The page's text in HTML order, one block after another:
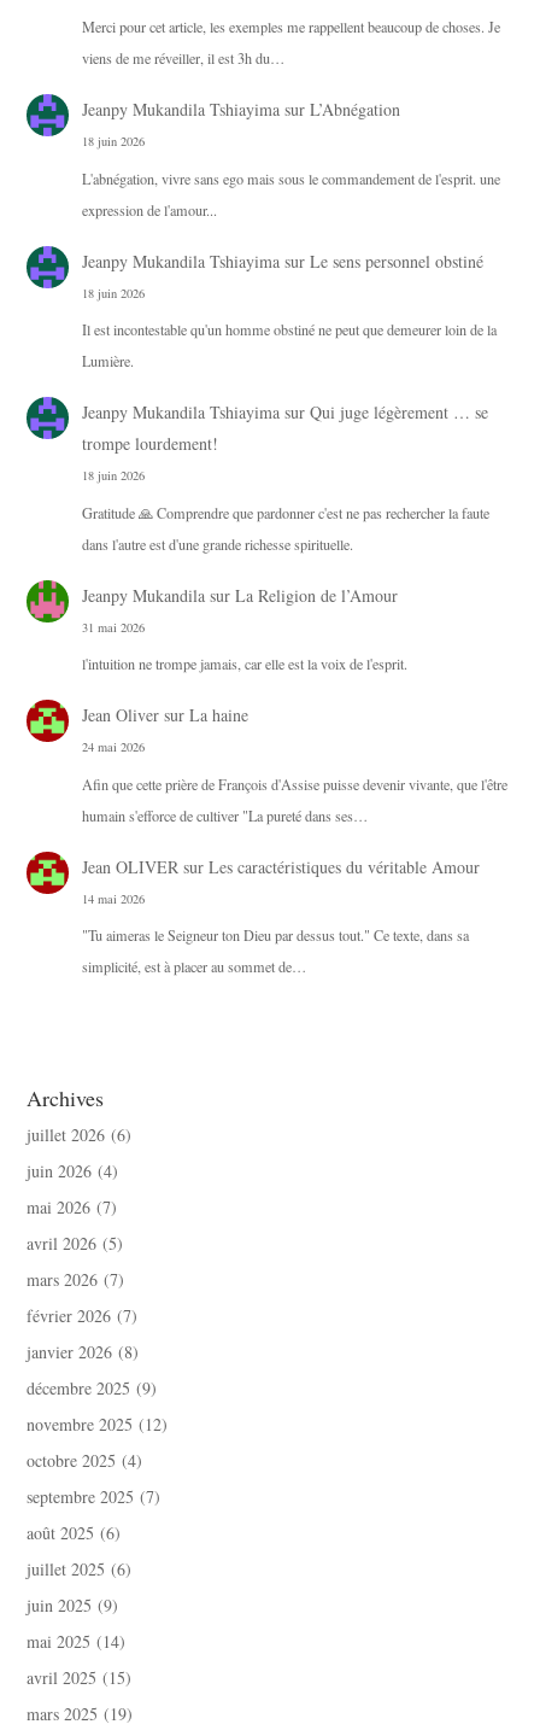
Merci pour cet article, les exemples me rappellent beaucoup de choses. Je
viens de me réveiller, il est 3h du…
Jeanpy Mukandila Tshiayimasur L’Abnégation
18 juin 2026
L'abnégation, vivre sans ego mais sous le commandement de l'esprit. une
expression de l'amour...
Jeanpy Mukandila Tshiayimasur Le sens personnel obstiné
18 juin 2026
Il est incontestable qu'un homme obstiné ne peut que demeurer loin de la
Lumière.
Jeanpy Mukandila Tshiayimasur Qui juge légèrement … se
trompe lourdement!
18 juin 2026
Gratitude 🙏 Comprendre que pardonner c'est ne pas rechercher la faute
dans l'autre est d'une grande richesse spirituelle.
Jeanpy Mukandilasur La Religion de l’Amour
31 mai 2026
l'intuition ne trompe jamais, car elle est la voix de l'esprit.
Jean Oliversur La haine
24 mai 2026
Afin que cette prière de François d'Assise puisse devenir vivante, que l'être
humain s'efforce de cultiver "La pureté dans ses…
Jean OLIVERsur Les caractéristiques du véritable Amour
14 mai 2026
"Tu aimeras le Seigneur ton Dieu par dessus tout." Ce texte, dans sa
simplicité, est à placer au sommet de…
Archives
juillet 2026 (6)
juin 2026 (4)
mai 2026 (7)
avril 2026 (5)
mars 2026 (7)
février 2026 (7)
janvier 2026 (8)
décembre 2025 (9)
novembre 2025 (12)
octobre 2025 (4)
septembre 2025 (7)
août 2025 (6)
juillet 2025 (6)
juin 2025 (9)
mai 2025 (14)
avril 2025 (15)
mars 2025 (19)